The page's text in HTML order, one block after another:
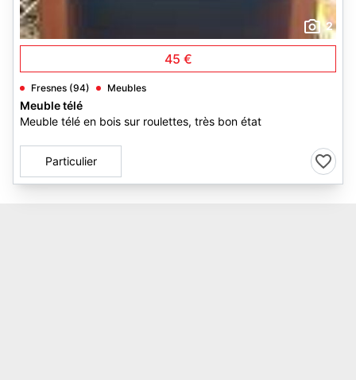
2
45 €
Fresnes (94) Meubles
Meuble télé
Meuble télé en bois sur roulettes, très bon état
Particulier